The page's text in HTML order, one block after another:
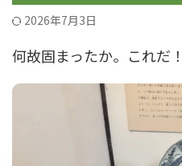
2026年7月3日
何故固まったか。これだ！